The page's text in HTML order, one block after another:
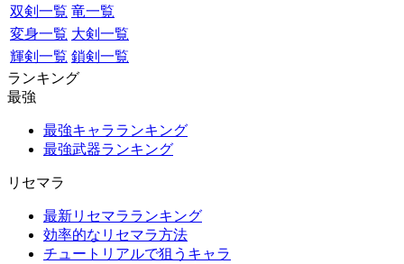
双剣一覧 竜一覧
変身一覧 大剣一覧
輝剣一覧 鎖剣一覧
ランキング
最強
最強キャラランキング
最強武器ランキング
リセマラ
最新リセマラランキング
効率的なリセマラ方法
チュートリアルで狙うキャラ